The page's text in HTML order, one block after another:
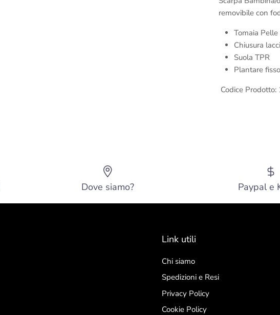
removibile con
Tomaia
Chiusura
Suola TPR
Plantare
Codice
Dove siamo? Paypal e
Link utili
Chi siamo
Spedizioni e Resi
Privacy Policy
Cookie Policy